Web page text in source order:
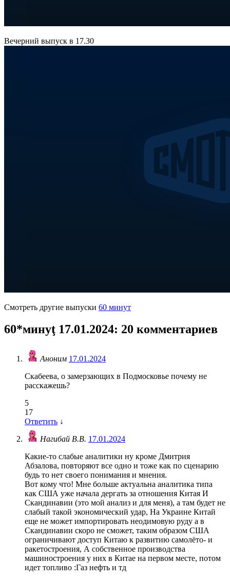
Вечерний выпуск в 17.30
Смотреть другие выпуски 60 минут
60*минуţ 17.01.2024: 20 комментариев
Аноним 17.01.2024
Скабеева, о замерзающих в Подмосковье почему не
расскажешь?
5
17
Ответить ↓
Нагибай В.В. 17.01.2024
Какие-то слабые аналитики ну кроме Дмитрия
Абзалова, повторяют все одно и тоже как по сценарию
будь то нет своего понимания и мнения.
Вот кому что! Мне больше актуальна аналитика типа
как США уже начала дергать за отношения Китая И
Скандинавии (это мой анализ и для меня), а там будет не
слабый такой экономический удар, На Украине Китай
еще не может импортировать неодимовую руду а в
Скандинавии скоро не сможет, таким образом США
ограничивают доступ Китаю к развитию самолёто- и
ракетостроения, А собственное производства
машиностроения у них в Китае на первом месте, потом
идет топливо :Газ нефть и тд